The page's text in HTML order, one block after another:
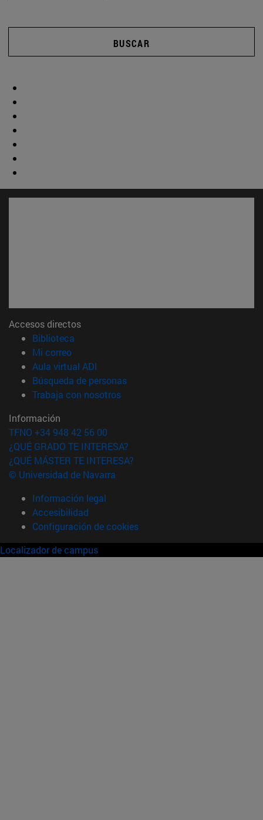
BUSCAR
Accesos directos
Biblioteca
Mi correo(abre en nueva ventana)
Aula virtual ADI
Búsqueda de personas(abre en nueva ventana)
Trabaja con nosotros(abre en nueva ventana)
Información
TFNO +34 948 42 56 00
¿QUÉ GRADO TE INTERESA?
¿QUÉ MÁSTER TE INTERESA?
© Universidad de Navarra
Información legal
Accesibilidad
Configuración de cookies
Localizador de campus